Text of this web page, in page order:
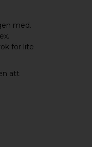
med.
för lite
att